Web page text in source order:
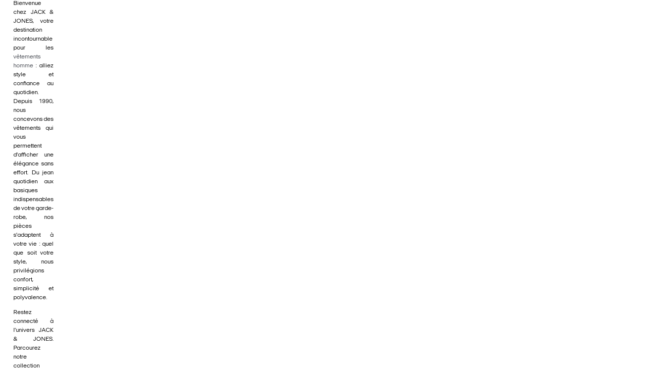
Bienvenue
chez JACK &
JONES, votre
destination
incontournable
pour les
vêtements
homme : alliez
style et
confiance au
quotidien.
Depuis 1990,
nous
concevons des
vêtements qui
vous
permettent
d'afficher une
élégance sans
effort. Du jean
quotidien aux
basiques
indispensables
de votre garde-
robe, nos
pièces
s'adaptent à
votre vie : quel
que soit votre
style, nous
privilégions
confort,
simplicité et
polyvalence.
Restez
connecté à
l'univers JACK
& JONES.
Parcourez
notre
collection